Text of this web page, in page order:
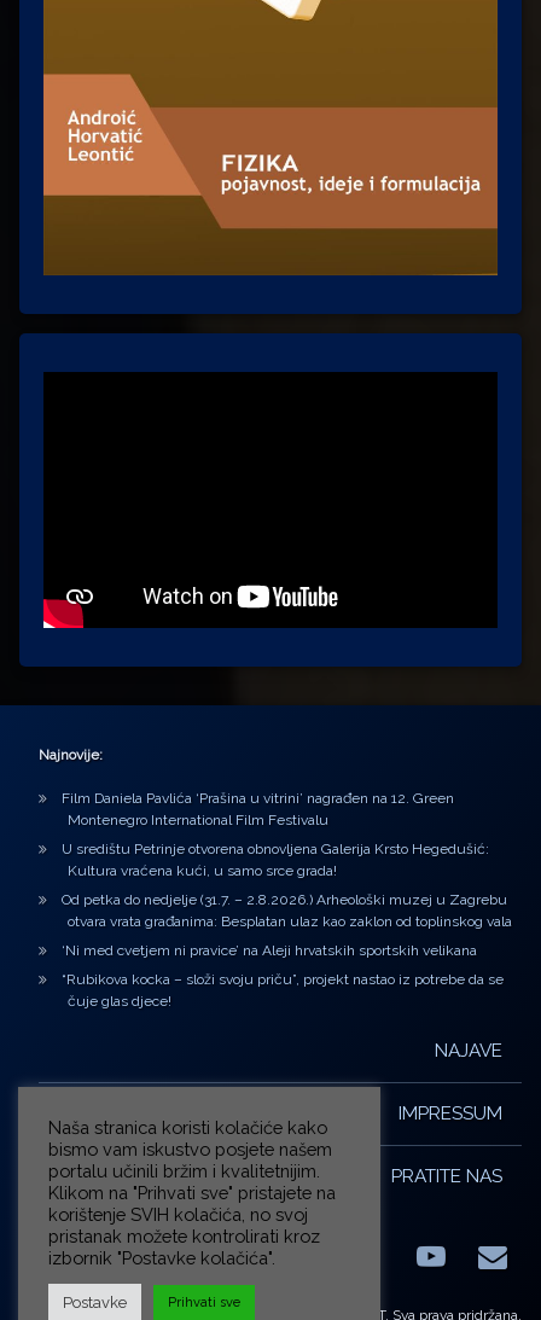
Najnovije:
Film Daniela Pavlića ‘Prašina u vitrini’ nagrađen na 12. Green
Montenegro International Film Festivalu
U središtu Petrinje otvorena obnovljena Galerija Krsto Hegedušić:
Kultura vraćena kući, u samo srce grada!
Od petka do nedjelje (31.7. – 2.8.2026.) Arheološki muzej u Zagrebu
otvara vrata građanima: Besplatan ulaz kao zaklon od toplinskog vala
‘Ni med cvetjem ni pravice’ na Aleji hrvatskih sportskih velikana
“Rubikova kocka – složi svoju priču”, projekt nastao iz potrebe da se
čuje glas djece!
NAJAVE
IMPRESSUM
PRATITE NAS
FacebookLinkedIn E-
© ZG-KULT. Sva prava pridržana.
Naša stranica koristi kolačiće kako
bismo vam iskustvo posjete našem
portalu učinili bržim i kvalitetnijim.
Klikom na "Prihvati sve" pristajete na
korištenje SVIH kolačića, no svoj
pristanak možete kontrolirati kroz
izbornik "Postavke kolačića".
Postavke Prihvati sve